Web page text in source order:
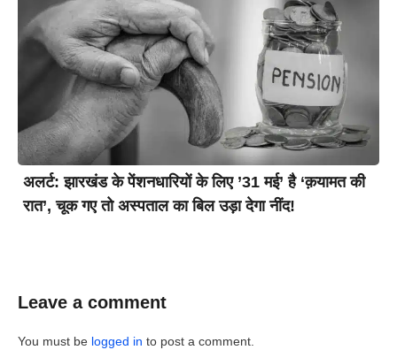
अलर्ट: झारखंड के पेंशनधारियों के लिए ’31 मई’ है ‘क़यामत की
रात’, चूक गए तो अस्पताल का बिल उड़ा देगा नींद!
Leave a comment
You must be logged in to post a comment.